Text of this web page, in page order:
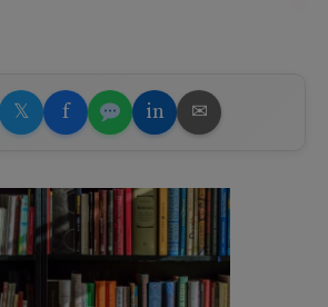
𝕏 f in ✉